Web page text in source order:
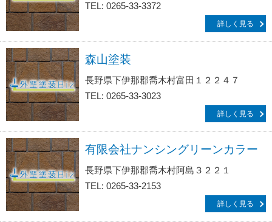
TEL: 0265-33-3372
詳しく見る
森山塗装
長野県下伊那郡喬木村富田１２２４７
TEL: 0265-33-3023
詳しく見る
有限会社ナンシングリーンカラー
長野県下伊那郡喬木村阿島３２２１
TEL: 0265-33-2153
詳しく見る